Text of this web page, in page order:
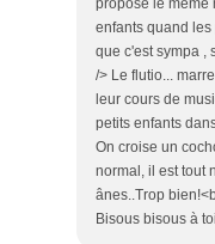
propose le même
enfants quand les
que c'est sympa ,
/> Le flutio...
leur cours de
petits enfants
On croise un
normal, il est tout
ânes..Trop
Bisous bisous à toi